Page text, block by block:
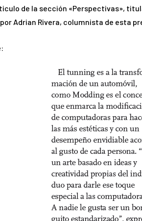
de la sección «Perspectivas»,
Adrian Rivera, columnista de esta